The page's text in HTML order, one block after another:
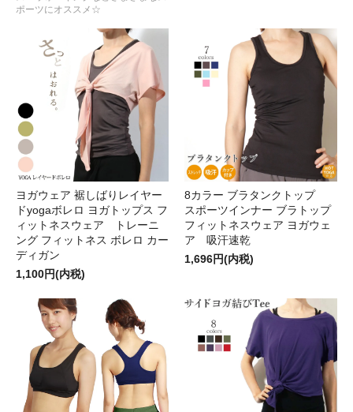
ポーツにオススメ☆
ヨガウェア 裾しばりレイヤー
ドyogaボレロ ヨガトップス フ
ィットネスウェア トレーニ
ング フィットネス ボレロ カー
ディガン
1,100円(内税)
8カラー ブラタンクトップ
スポーツインナー ブラトップ
フィットネスウェア ヨガウェ
ア 吸汗速乾
1,696円(内税)